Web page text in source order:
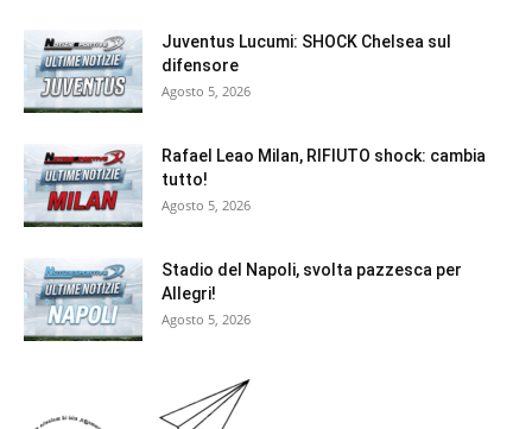
Juventus Lucumi: SHOCK Chelsea sul
difensore
Agosto 5, 2026
Rafael Leao Milan, RIFIUTO shock: cambia
tutto!
Agosto 5, 2026
Stadio del Napoli, svolta pazzesca per
Allegri!
Agosto 5, 2026